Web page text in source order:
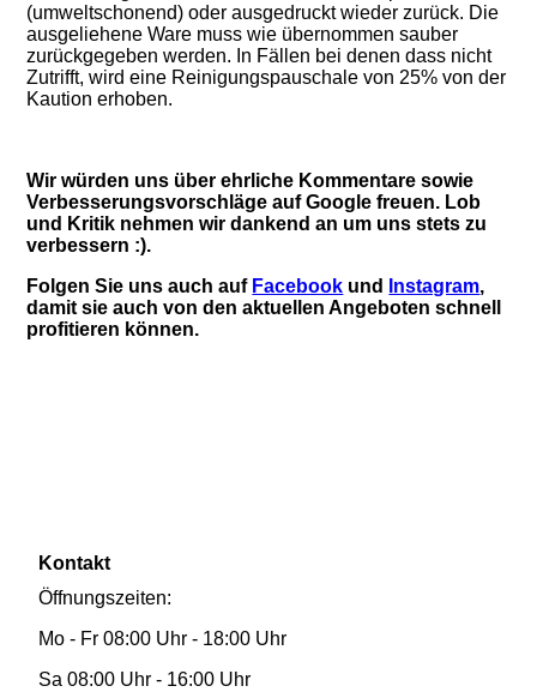
(umweltschonend) oder ausgedruckt wieder zurück. Die
ausgeliehene Ware muss wie übernommen sauber
zurückgegeben werden. In Fällen bei denen dass nicht
Zutrifft, wird eine Reinigungspauschale von 25% von der
Kaution erhoben.
Wir würden uns über ehrliche Kommentare sowie
Verbesserungsvorschläge auf Google freuen. Lob
und Kritik nehmen wir dankend an um uns stets zu
verbessern :).
Folgen Sie uns auch auf Facebook und Instagram,
damit sie auch von den aktuellen Angeboten schnell
profitieren können.
Kontakt
Öffnungszeiten:
Mo - Fr 08:00 Uhr - 18:00 Uhr
Sa 08:00 Uhr - 16:00 Uhr